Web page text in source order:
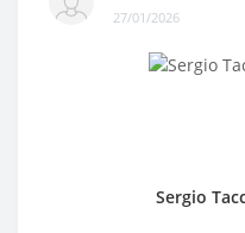
27/01/2026
Sergio